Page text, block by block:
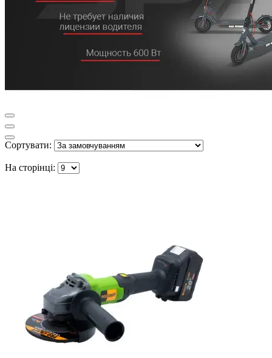
Сортувати:
На сторінці: